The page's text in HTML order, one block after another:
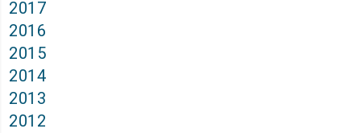
2017
2016
2015
2014
2013
2012